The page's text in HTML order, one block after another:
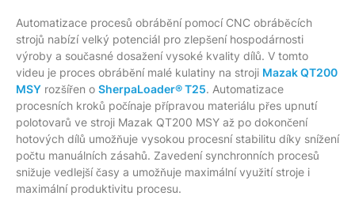
Automatizace procesů obrábění pomocí CNC obráběcích
strojů nabízí velký potenciál pro zlepšení hospodárnosti
výroby a současné dosažení vysoké kvality dílů. V tomto
videu je proces obrábění malé kulatiny na stroji Mazak QT200
MSY rozšířen o SherpaLoader® T25. Automatizace
procesních kroků počínaje přípravou materiálu přes upnutí
polotovarů ve stroji Mazak QT200 MSY až po dokončení
hotových dílů umožňuje vysokou procesní stabilitu díky snížení
počtu manuálních zásahů. Zavedení synchronních procesů
snižuje vedlejší časy a umožňuje maximální využití stroje i
maximální produktivitu procesu.